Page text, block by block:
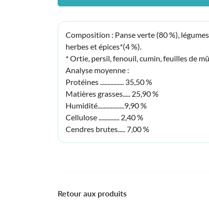
Composition : Panse verte (80 %),
herbes et épices*(4 %).
* Ortie, persil, fenouil, cumin, feuilles de
Analyse moyenne :
Protéines ................ 35,50 %
Matières grasses..... 25,90 %
Humidité..................9,90 %
Cellulose .............. 2,40 %
Cendres brutes..... 7,00 %
Retour aux produits